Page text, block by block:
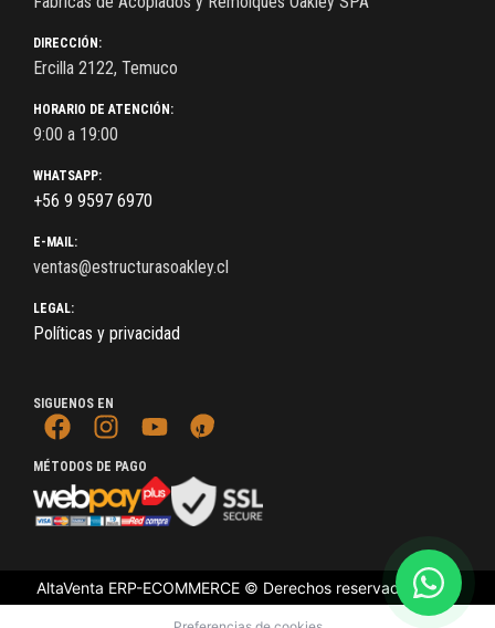
DIRECCIÓN:
Ercilla 2122, Temuco
HORARIO DE ATENCIÓN:
9:00 a 19:00
WHATSAPP:
+56 9 9597 6970
E-MAIL:
ventas@estructurasoakley.cl
LEGAL:
Políticas y privacidad
SIGUENOS EN
MÉTODOS DE PAGO
AltaVenta ERP-ECOMMERCE © Derechos reservados 2026